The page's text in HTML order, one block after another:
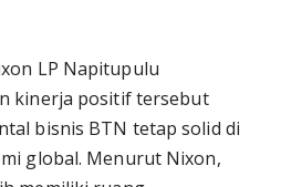
LP Napitupulu
kinerja positif tersebut
bisnis BTN tetap solid di
global. Menurut Nixon,